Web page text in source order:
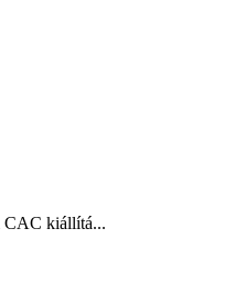
CAC kiállítá...